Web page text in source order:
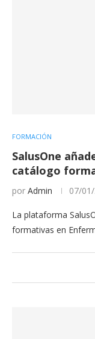
FORMACIÓN
SalusOne
catálogo
por Admin 07/
La plataforma
formativas en